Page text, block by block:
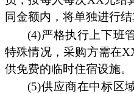
同金额内，将单独进行结
(4)严格执行上下班
特殊情况，采购方需在
供免费的临时住宿设施。
(5)供应商在中标区